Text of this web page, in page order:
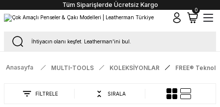
Tüm Siparişlerde Ücretsiz Kargo
0
Anasayfa MULTI-TOOLS KOLEKSİYONLAR FREE®
FİLTRELE SIRALA